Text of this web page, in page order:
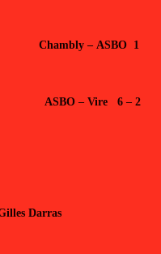
Chambly – ASBO 1
ASBO – Vire 6 – 2
Darras